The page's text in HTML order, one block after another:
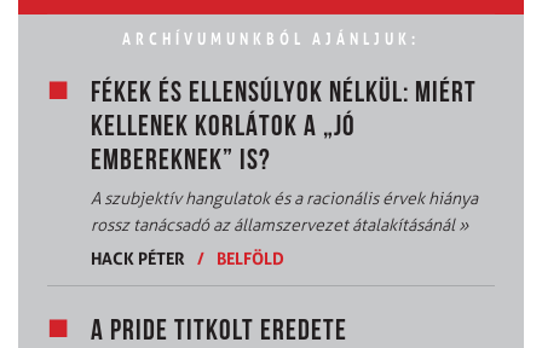
ARCHÍVUMUNKBÓL AJÁNLJUK:
FÉKEK ÉS ELLENSÚLYOK NÉLKÜL: MIÉRT
KELLENEK KORLÁTOK A „JÓ
EMBEREKNEK” IS?
A szubjektív hangulatok és a racionális érvek hiánya
rossz tanácsadó az államszervezet átalakításánál»
HACK PÉTER
/ BELFÖLD
A PRIDE TITKOLT EREDETE